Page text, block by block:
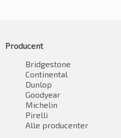
Producent
Bridgestone
Continental
Dunlop
Goodyear
Michelin
Pirelli
Alle producenter